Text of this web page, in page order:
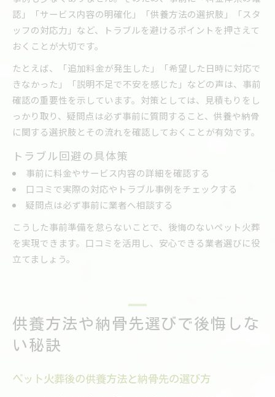
認」「サービス内容の明確化」「供養方法の選択肢」「スタ
ッフの対応力」など、トラブルを避けるポイントを押さえて
おくことが大切です。
たとえば、「追加料金が発生した」「希望した日時に対応で
きなかった」「説明不足で不安を感じた」などの声は、事前
確認の重要性を示しています。対策としては、見積もりをし
っかり取り、疑問点は必ず事前に質問すること、供養や納骨
に関する選択肢とその流れを確認しておくことが有効です。
トラブル回避の具体策
事前に料金やサービス内容の詳細を確認する
口コミで実際の対応やトラブル事例をチェックする
疑問点は必ず事前に業者へ相談する
こうした事前準備を怠らないことで、後悔のないペット火葬
を実現できます。口コミを活用し、安心できる業者選びに役
立てましょう。
供養方法や納骨先選びで後悔しな
い秘訣
ペット火葬後の供養方法と納骨先の選び方